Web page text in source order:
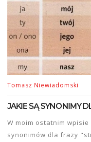
Tomasz Niewiadomski
JAKIE SĄ SYNONIMY
W moim ostatnim
synonimów dla frazy